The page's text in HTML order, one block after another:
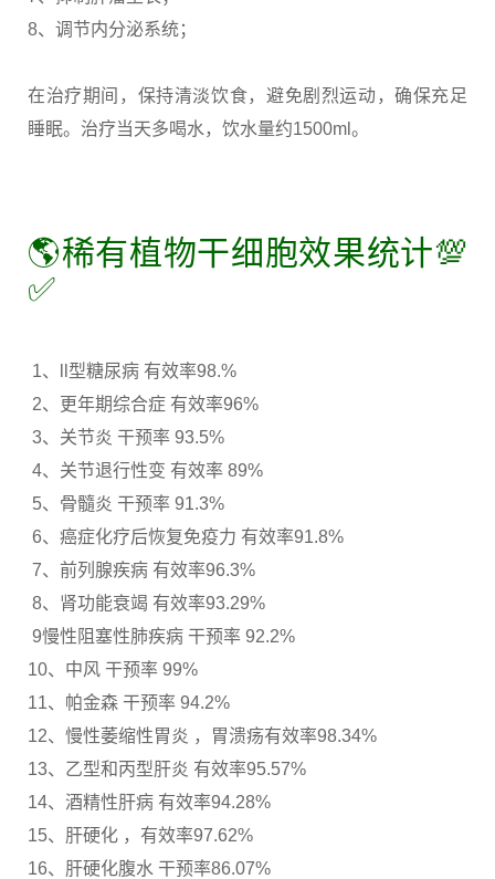
8、调节内分泌系统；
在治疗期间，保持清淡饮食，避免剧烈运动，确保充足
睡眠。治疗当天多喝水，饮水量约1500ml。
🌎稀有植物干细胞效果统计💯
✅
1、ll型糖尿病 有效率98.%
2、更年期综合症 有效率96%
3、关节炎 干预率 93.5%
4、关节退行性变 有效率 89%
5、骨髓炎 干预率 91.3%
6、癌症化疗后恢复免疫力 有效率91.8%
7、前列腺疾病 有效率96.3%
8、肾功能衰竭 有效率93.29%
9慢性阻塞性肺疾病 干预率 92.2%
10、中风 干预率 99%
11、帕金森 干预率 94.2%
12、慢性萎缩性胃炎 ，胃溃疡有效率98.34%
13、乙型和丙型肝炎 有效率95.57%
14、酒精性肝病 有效率94.28%
15、肝硬化 ，有效率97.62%
16、肝硬化腹水 干预率86.07%